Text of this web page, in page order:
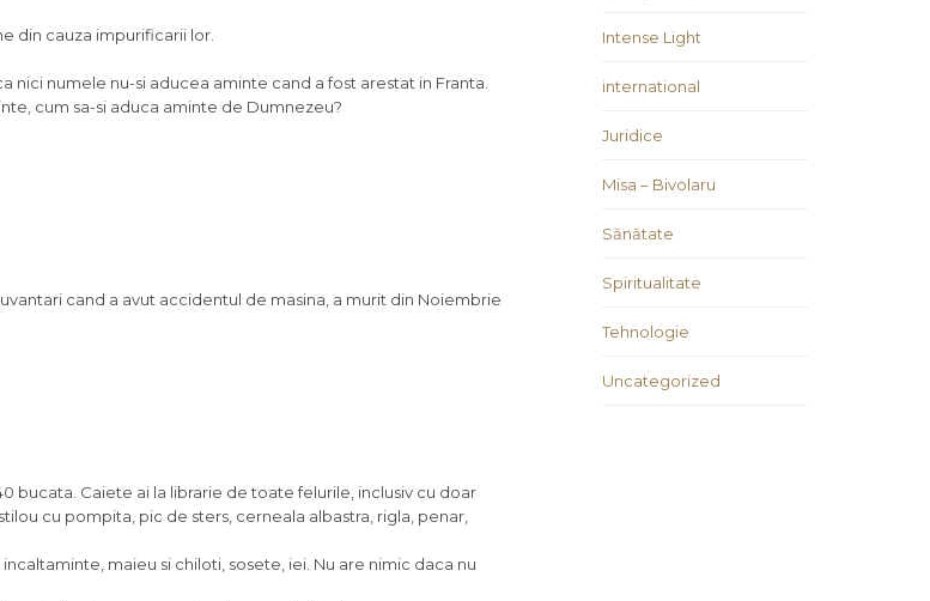
din cauza impurificarii lor.
nici numele nu-si aducea aminte cand a fost arestat in Franta.
cum sa-si aduca aminte de Dumnezeu?
cand a avut accidentul de masina, a murit din Noiembrie
bucata. Caiete ai la librarie de toate felurile, inclusiv cu doar
cu pompita, pic de sters, cerneala albastra, rigla, penar,
maieu si chiloti, sosete, iei. Nu are nimic daca nu
Intense Light
international
Juridice
Misa – Bivolaru
Sănătate
Spiritualitate
Tehnologie
Uncategorized